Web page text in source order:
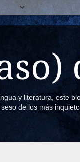
y literatura, este
de los más